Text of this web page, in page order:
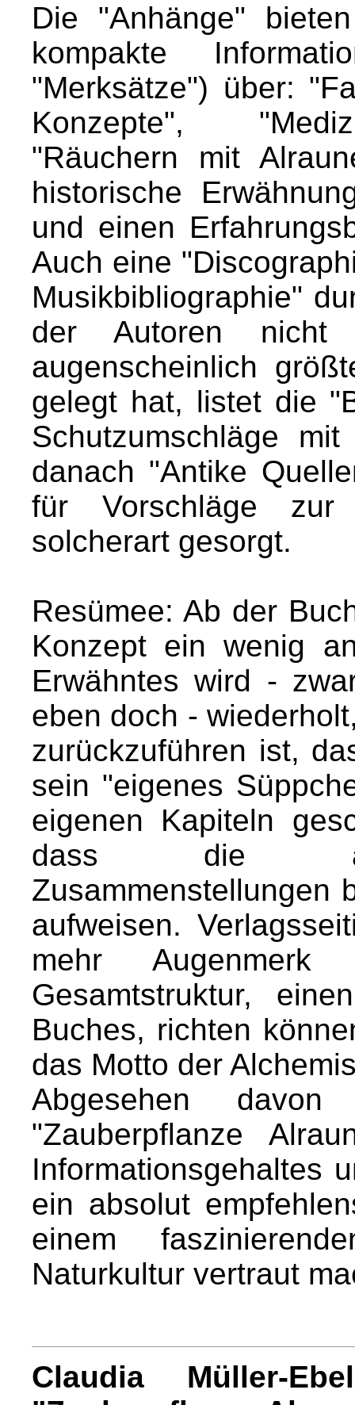
Die "Anhänge"
kompakte
"Merksätze") über:
Konzepte",
"Räuchern mit
historische
und einen
Auch eine
Musikbibliographie"
der Autoren
augenscheinlich
gelegt hat, listet die
Schutzumschläge
danach "Antike
für Vorschläge zur
solcherart gesorgt.
Resümee: Ab der
Konzept ein wenig
Erwähntes wird -
eben doch -
zurückzuführen ist,
sein "eigenes
eigenen Kapiteln
dass die
Zusammenstellungen
aufweisen.
mehr
Gesamtstruktur,
Buches, richten
das Motto der
Abgesehen
"Zauberpflanze
Informationsgehaltes
ein absolut
einem
Naturkultur vertraut
Claudia Müller-